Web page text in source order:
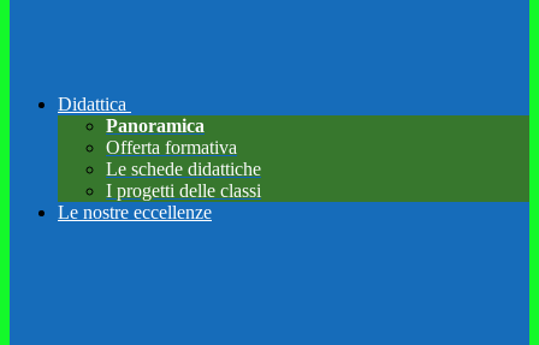
Didattica
Panoramica
Offerta formativa
Le schede didattiche
I progetti delle classi
Le nostre eccellenze